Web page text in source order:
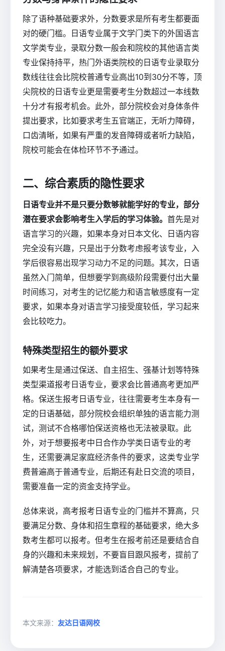
除了语种基础要求外，分数要求是所有考生都要面
对的硬门槛。日语专业属于文学门类下的外国语言
文学类专业，录取分数一般会和院校的其他语言类
专业保持持平，热门外语类院校的日语专业录取分
数线往往会比院校普通专业高出10到30分不等，顶
尖院校的日语专业更是需要考生分数超过一本线数
十分才有报考机会。此外，部分院校会对身体条件
提出要求，比如要求考生五官端正，无听力障碍，
口齿清晰，如果有严重的发音障碍或者听力缺陷，
院校可能会在体检环节不予通过。
二、综合素质的隐性要求
日语专业并不是只要分数够就能学好的专业，部分
潜在要求会影响考生入学后的学习体验。 首先是对
语言学习的兴趣，如果本身对日本文化、日语内容
完全没有兴趣，只是出于分数考虑报考该专业，入
学后很容易出现学习动力不足的问题。其次，日语
虽然入门简单，但想要学到高级阶段需要付出大量
时间练习，对考生的记忆能力和语言敏感度有一定
要求，如果本身对语言学习接受度较低，学习起来
会比较吃力。
特殊类型招生的额外要求
如果考生是通过保送、自主招生、强基计划等特殊
类型渠道报考日语专业，要求会比普通高考更加严
格。保送生报考日语专业，往往需要考生本身有一
定的日语基础，部分院校会组织单独的语言能力测
试，测试不合格哪怕保送资格也无法被录取。此
外，对于想要报考中日合作办学类日语专业的考
生，还需要满足家庭经济条件的要求，这类专业学
费普遍高于普通专业，后期还有赴日交流的项目，
需要准备一定的资金支持学业。
总体来说，高考报考日语专业的门槛并不算高，只
要满足分数、身体和招生章程的基础要求，绝大多
数考生都可以报考。但考生在报考前还是要结合自
身的兴趣和未来规划，不要盲目跟风报考，提前了
解清楚各项要求，才能选到适合自己的专业。
本文来源： 友达日语网校